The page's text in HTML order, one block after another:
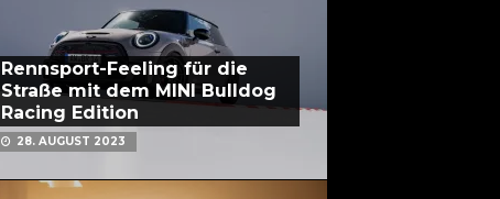
Rennsport-Feeling für die
Straße mit dem MINI Bulldog
Racing Edition
28. AUGUST 2023